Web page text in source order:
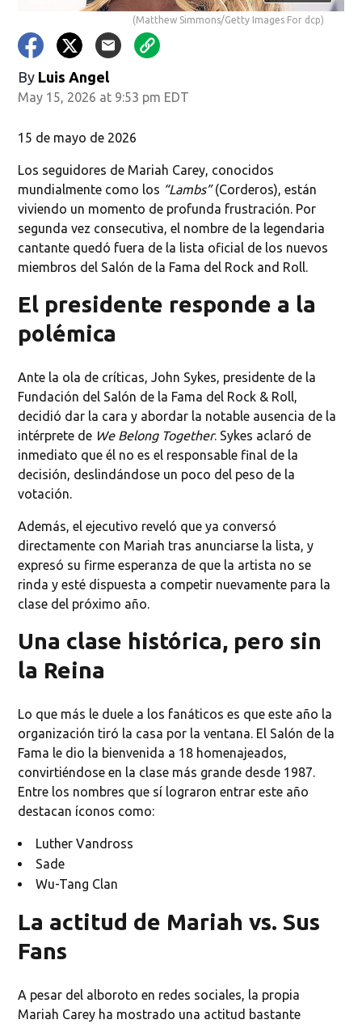
(Matthew Simmons/Getty Images For dcp)
By Luis Angel
May 15, 2026 at 9:53 pm EDT
15 de mayo de 2026
Los seguidores de Mariah Carey, conocidos
mundialmente como los “Lambs”(Corderos), están
viviendo un momento de profunda frustración. Por
segunda vez consecutiva, el nombre de la legendaria
cantante quedó fuera de la lista oficial de los nuevos
miembros del Salón de la Fama del Rock and Roll.
El presidente responde a la
polémica
Ante la ola de críticas, John Sykes, presidente de la
Fundación del Salón de la Fama del Rock & Roll,
decidió dar la cara y abordar la notable ausencia de la
intérprete de We Belong Together. Sykes aclaró de
inmediato que él no es el responsable final de la
decisión, deslindándose un poco del peso de la
votación.
Además, el ejecutivo reveló que ya conversó
directamente con Mariah tras anunciarse la lista, y
expresó su firme esperanza de que la artista no se
rinda y esté dispuesta a competir nuevamente para la
clase del próximo año.
Una clase histórica, pero sin
la Reina
Lo que más le duele a los fanáticos es que este año la
organización tiró la casa por la ventana. El Salón de la
Fama le dio la bienvenida a 18 homenajeados,
convirtiéndose en la clase más grande desde 1987.
Entre los nombres que sí lograron entrar este año
destacan íconos como:
Luther Vandross
Sade
Wu-Tang Clan
La actitud de Mariah vs. Sus
Fans
A pesar del alboroto en redes sociales, la propia
Mariah Carey ha mostrado una actitud bastante